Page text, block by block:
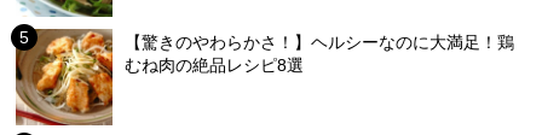
【驚きのやわらかさ！】ヘルシーなのに大満足！鶏
むね肉の絶品レシピ8選